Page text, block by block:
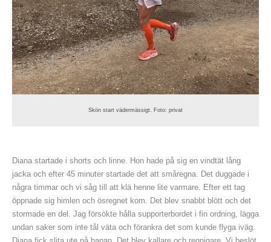
Skön start vädermässigt. Foto: privat
Diana startade i shorts och linne. Hon hade på sig en vindtät lång
jacka och efter 45 minuter startade det att småregna. Det duggade i
några timmar och vi såg till att klä henne lite varmare. Efter ett tag
öppnade sig himlen och ösregnet kom. Det blev snabbt blött och det
stormade en del. Jag försökte hålla supporterbordet i fin ordning, lägga
undan saker som inte tål väta och förankra det som kunde flyga iväg.